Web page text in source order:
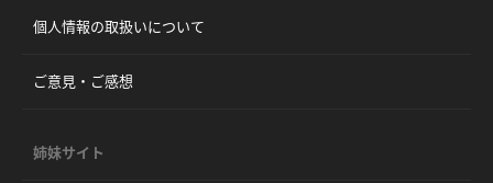
個人情報の取扱いについて
ご意見・ご感想
姉妹サイト